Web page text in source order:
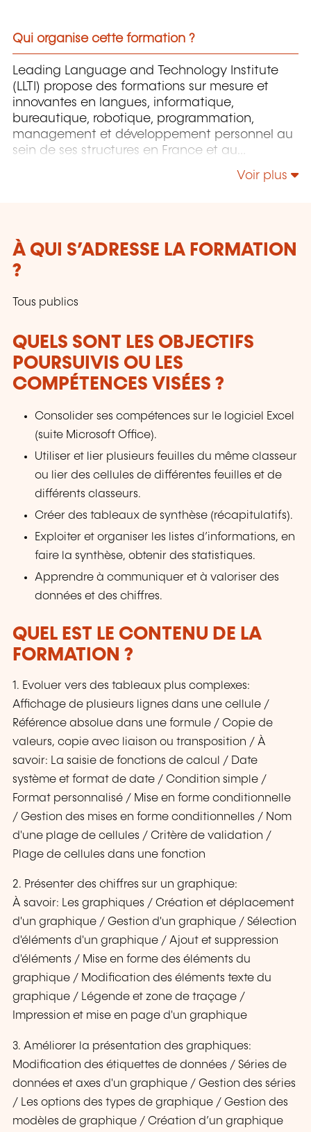
Qui organise cette formation ?
Leading Language and Technology Institute
(LLTI) propose des formations sur mesure et
innovantes en langues, informatique,
bureautique, robotique, programmation,
management et développement personnel au
sein de ses structures en France et au
Voir plus
À QUI S’ADRESSE LA FORMATION
?
Tous publics
QUELS SONT LES OBJECTIFS
POURSUIVIS OU LES
COMPÉTENCES VISÉES ?
Consolider ses compétences sur le logiciel Excel
(suite Microsoft Office).
Utiliser et lier plusieurs feuilles du même classeur
ou lier des cellules de différentes feuilles et de
différents classeurs.
Créer des tableaux de synthèse (récapitulatifs).
Exploiter et organiser les listes d’informations, en
faire la synthèse, obtenir des statistiques.
Apprendre à communiquer et à valoriser des
données et des chiffres.
QUEL EST LE CONTENU DE LA
FORMATION ?
1. Evoluer vers des tableaux plus complexes:
Affichage de plusieurs lignes dans une cellule /
Référence absolue dans une formule / Copie de
valeurs, copie avec liaison ou transposition / À
savoir: La saisie de fonctions de calcul / Date
système et format de date / Condition simple /
Format personnalisé / Mise en forme conditionnelle
/ Gestion des mises en forme conditionnelles / Nom
d'une plage de cellules / Critère de validation /
Plage de cellules dans une fonction
2. Présenter des chiffres sur un graphique:
À savoir: Les graphiques / Création et déplacement
d'un graphique / Gestion d'un graphique / Sélection
d'éléments d'un graphique / Ajout et suppression
d'éléments / Mise en forme des éléments du
graphique / Modification des éléments texte du
graphique / Légende et zone de traçage /
Impression et mise en page d'un graphique
3. Améliorer la présentation des graphiques:
Modification des étiquettes de données / Séries de
données et axes d'un graphique / Gestion des séries
/ Les options des types de graphique / Gestion des
modèles de graphique / Création d’un graphique